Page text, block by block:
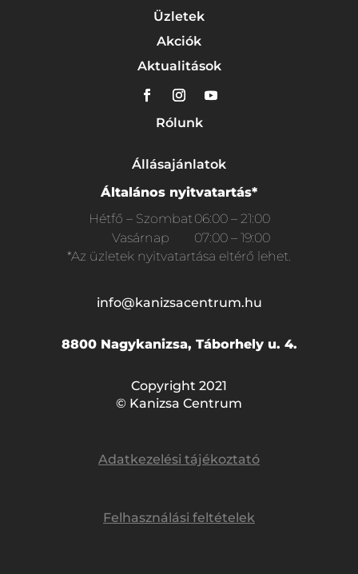
Üzletek
Akciók
Aktualitások
Rólunk
Állásajánlatok
Általános nyitvatartás*
Hétfő – Szombat06:00 – 21:00
Vasárnap
07:00 – 19:00
*Az üzletek nyitvatartása eltérő lehet.
info@kanizsacentrum.hu
8800 Nagykanizsa, Táborhely u. 4.
Copyright 2021
© Kanizsa Centrum
Adatkezelési tájékoztató
Felhasználási feltételek